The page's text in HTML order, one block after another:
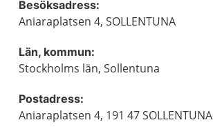
Besöksadress:
Aniaraplatsen 4, SOLLENTUNA
Län, kommun:
Stockholms län, Sollentuna
Postadress:
Aniaraplatsen 4, 191 47 SOLLENTUNA